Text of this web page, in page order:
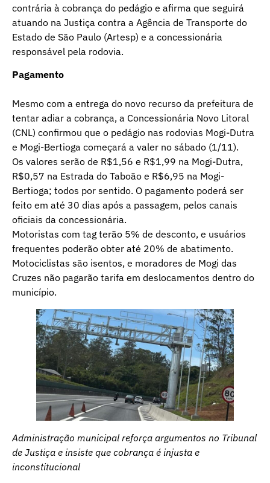
contrária à cobrança do pedágio e afirma que seguirá
atuando na Justiça contra a Agência de Transporte do
Estado de São Paulo (Artesp) e a concessionária
responsável pela rodovia.
Pagamento
Mesmo com a entrega do novo recurso da prefeitura de
tentar adiar a cobrança, a Concessionária Novo Litoral
(CNL) confirmou que o pedágio nas rodovias Mogi-Dutra
e Mogi-Bertioga começará a valer no sábado (1/11).
Os valores serão de R$1,56 e R$1,99 na Mogi-Dutra,
R$0,57 na Estrada do Taboão e R$6,95 na Mogi-
Bertioga; todos por sentido. O pagamento poderá ser
feito em até 30 dias após a passagem, pelos canais
oficiais da concessionária.
Motoristas com tag terão 5% de desconto, e usuários
frequentes poderão obter até 20% de abatimento.
Motociclistas são isentos, e moradores de Mogi das
Cruzes não pagarão tarifa em deslocamentos dentro do
município.
Administração municipal reforça argumentos no Tribunal
de Justiça e insiste que cobrança é injusta e
inconstitucional